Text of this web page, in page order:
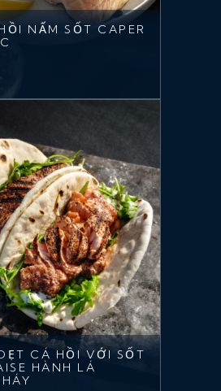
NẤM SỐT CAPER
CÁ HỒI VỚI SỐT
HÀNH LÁ